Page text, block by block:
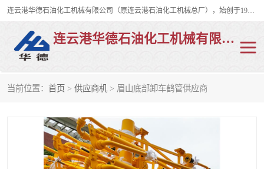
连云港华德石油化工机械有限公司（原连云港石油化工机械总厂），始创于1982年，是从事码头船用流体装卸臂、陆用流体装卸臂（鹤管）、活动梯、钢构平台、定量装车系统等全系列流体装卸设备的设计、制造、销售以及服务的专业供应商。
连云港华德石油化工机械有限公司
当前位置： 首页 > 供应商机 > 眉山底部卸车鹤管供应商
液氨鹤管 液氯鹤管
LNG鹤管 活动梯